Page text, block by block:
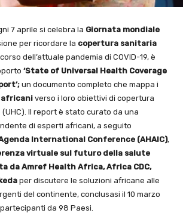
7 aprile si celebra la Giornata mondiale
per ricordare la copertura sanitaria
dell’attuale pandemia di COVID-19, è
‘State of Universal Health Coverage
un documento completo che mappa i
africaniverso i loro obiettivi di copertura
Il report è stato curato da una
di esperti africani, a seguito
International Conference (AHAIC),
virtuale sul futuro della salute
da Amref Health Africa, Africa CDC,
per discutere le soluzioni africane alle
del continente, conclusasi il 10 marzo
da 98 Paesi.